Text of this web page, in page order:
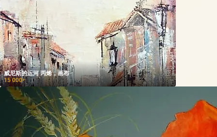
威尼斯的运河 丙烯，画布
15 000₽